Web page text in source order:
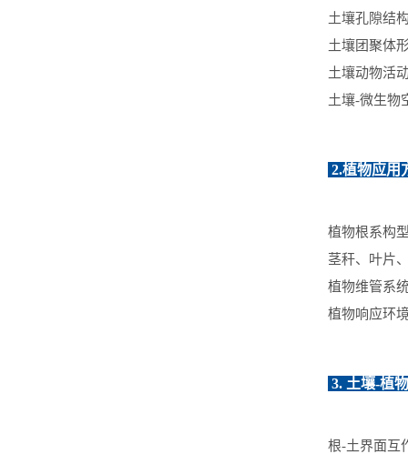
土壤孔隙结
土壤团聚体
土壤动物活
土壤-微生物
2.植物应用
植物根系构
茎秆、叶片
植物维管系
植物响应环
3. 土壤-植
根-土界面互